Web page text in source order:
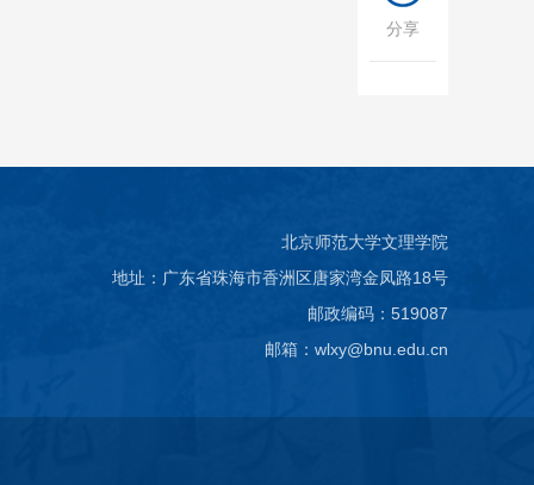
分享
北京师范大学文理学院
地址：广东省珠海市香洲区唐家湾金凤路18号
邮政编码：519087
邮箱：wlxy@bnu.edu.cn